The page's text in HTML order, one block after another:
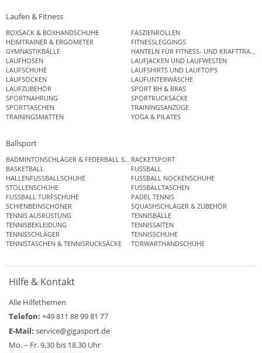
Laufen & Fitness
BOXSACK & BOXHANDSCHUHE
FASZIENROLLEN
HEIMTRAINER & ERGOMETER
FITNESSLEGGINGS
GYMNASTIKBÄLLE
HANTELN FÜR FITNESS- UND
LAUFHOSEN
LAUFJACKEN UND LAUFWESTEN
LAUFSCHUHE
LAUFSHIRTS UND LAUFTOPS
LAUFSOCKEN
LAUFUNTERWÄSCHE
LAUFZUBEHÖR
SPORT BH & BRAS
SPORTNAHRUNG
SPORTRUCKSÄCKE
SPORTTASCHEN
TRAININGSANZÜGE
TRAININGSMATTEN
YOGA & PILATES
Ballsport
BADMINTONSCHLÄGER & FEDERBALL SETSRACKETSPORT
BASKETBALL
FUSSBALL
HALLENFUSSBALLSCHUHE
FUSSBALL NOCKENSCHUHE
STOLLENSCHUHE
FUSSBALLTASCHEN
FUSSBALL TURFSCHUHE
PADEL TENNIS
SCHIENBEINSCHONER
SQUASHSCHLÄGER & ZUBEHÖR
TENNIS AUSRÜSTUNG
TENNISBÄLLE
TENNISBEKLEIDUNG
TENNISSAITEN
TENNISSCHLÄGER
TENNISSCHUHE
TENNISTASCHEN & TENNISRUCKSÄCKE
TORWARTHANDSCHUHE
Hilfe & Kontakt
Alle Hilfethemen
Telefon: +49 811 88 99 81 77
E-Mail: service@gigasport.de
Mo. – Fr. 9.30 bis 18.30 Uhr